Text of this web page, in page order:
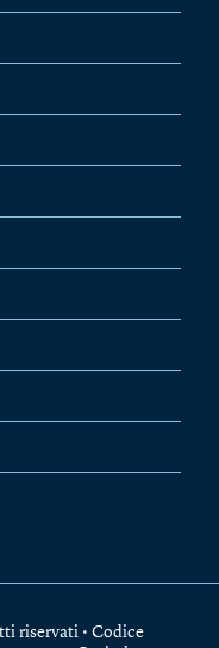
riservati • Codice